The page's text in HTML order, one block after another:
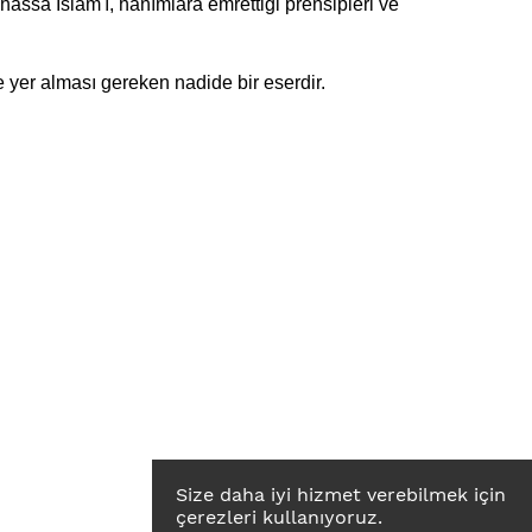
Size daha iyi hizmet verebilmek için
çerezleri kullanıyoruz.
İslam'ı, hanımlara emrettiği prensipleri ve
yer alması gereken nadide bir eserdir.